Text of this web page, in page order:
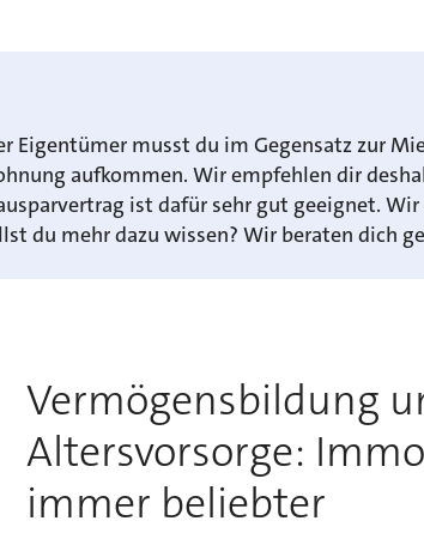
Eigentümer musst du im Gegensatz zur
aufkommen. Wir empfehlen dir
ist dafür sehr gut geeignet.
du mehr dazu wissen? Wir beraten dich
Vermögensbildung
Altersvorsorge:
immer beliebter